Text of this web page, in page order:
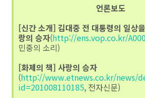
언론보도
[신간 소개] 김대중 전 대통령의 일상
랑의 승자(http://ens.vop.co.kr/
민중의 소리)
[화제의 책] 사랑의 승자
(http://www.etnews.co.kr/news/
id=201008110185, 전자신문)